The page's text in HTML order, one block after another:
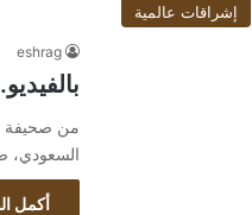
إشراقات عالمية
eshrag
السعودي،
أكمل